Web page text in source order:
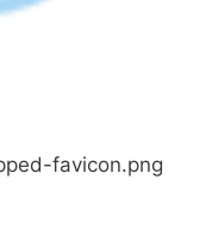
favicon.png